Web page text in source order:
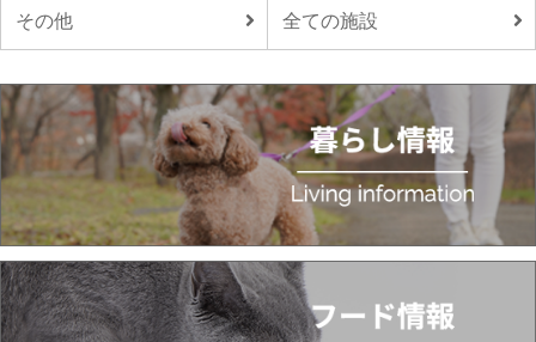
その他 全ての施設